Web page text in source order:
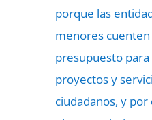
porque las
menores cuenten
presupuesto
proyectos y
ciudadanos, y